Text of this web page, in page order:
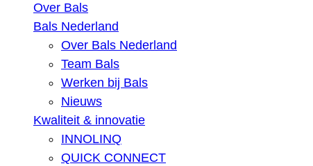
Over Bals
Bals Nederland
Over Bals Nederland
Team Bals
Werken bij Bals
Nieuws
Kwaliteit & innovatie
INNOLINQ
QUICK CONNECT